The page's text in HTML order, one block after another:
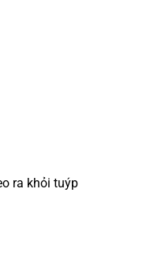
ra khỏi tuýp